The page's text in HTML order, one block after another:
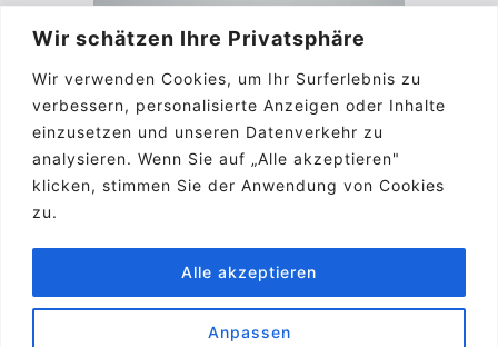
Wir schätzen Ihre Privatsphäre
Wir verwenden Cookies, um Ihr Surferlebnis zu
verbessern, personalisierte Anzeigen oder Inhalte
einzusetzen und unseren Datenverkehr zu
analysieren. Wenn Sie auf „Alle akzeptieren"
klicken, stimmen Sie der Anwendung von Cookies
zu.
Anpassen
Alle akzeptieren